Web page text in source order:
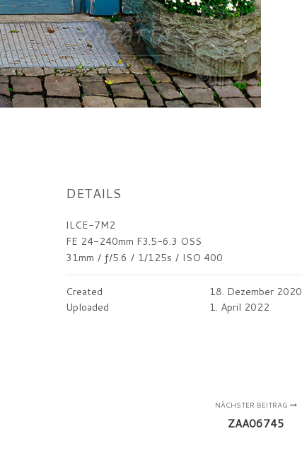
DETAILS
ILCE-7M2
FE 24-240mm F3.5-6.3 OSS
31mm / ƒ/5.6 / 1/125s / ISO 400
Created
18. Dezember 2020
Uploaded
1. April 2022
NÄCHSTER BEITRAG
ZAA06745